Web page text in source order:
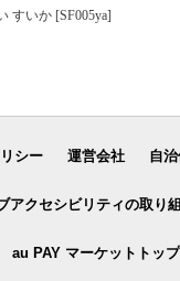
すいか [SF005ya]
シー 運営会社 自
アクセシビリティの取り
au PAY マーケットトップ